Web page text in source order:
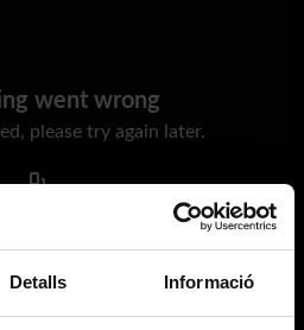
Detalls Informació
went wrong
please try again later.